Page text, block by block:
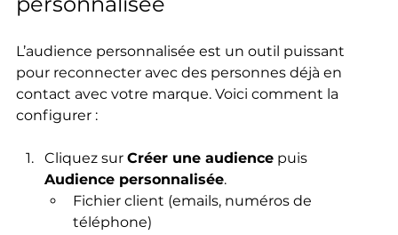
L’audience personnalisée est un outil puissant
pour reconnecter avec des personnes déjà en
contact avec votre marque. Voici comment la
configurer :
Cliquez sur Créer une audience puis
Audience personnalisée.
Fichier client (emails, numéros de
téléphone)